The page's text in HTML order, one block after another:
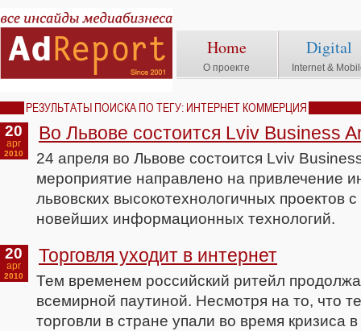
Home
О проекте
Digital
Internet &
РЕЗУЛЬТАТЫ ПОИСКА ПО ТЕГУ: ИНТЕРНЕТ КОММЕРЦИЯ
20
apr
2010
Во Львове состоится Lviv Business
24 апреля во Львове состоится Lviv
мероприятие направлено на привлечение
львовских высокотехнологичных проектов
новейших информационных технологий.
20
apr
2010
Торговля уходит в интернет
Тем временем российский ритейл
всемирной паутиной. Несмотря на то, что
торговли в стране упали во время кризиса